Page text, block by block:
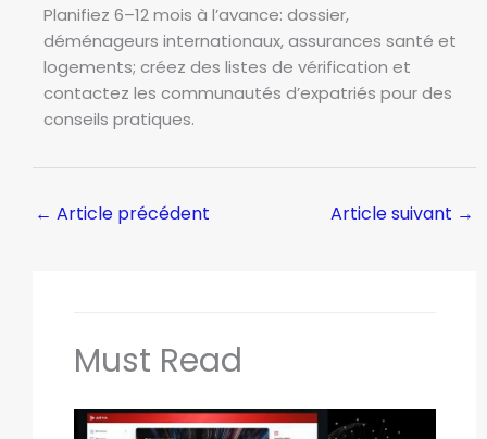
Planifiez 6–12 mois à l’avance: dossier,
déménageurs internationaux, assurances santé et
logements; créez des listes de vérification et
contactez les communautés d’expatriés pour des
conseils pratiques.
← Article précédent Article suivant →
Must Read